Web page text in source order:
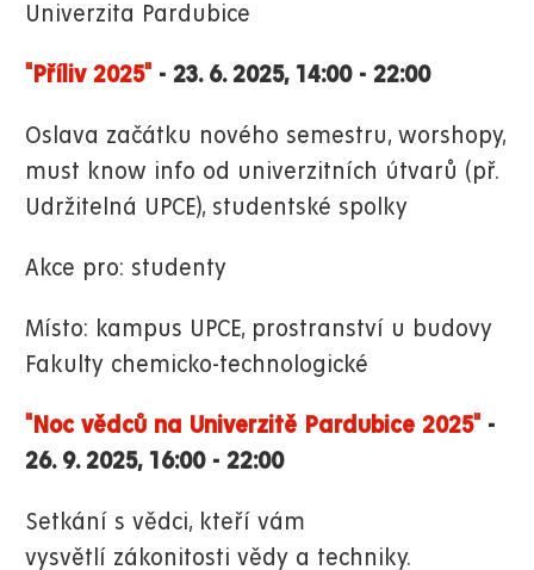
Univerzita Pardubice
"Příliv 2025" - 23. 6. 2025, 14:00 - 22:00
Oslava začátku nového semestru, worshopy,
must know info od univerzitních útvarů (př.
Udržitelná UPCE), studentské spolky
Akce pro: studenty
Místo: kampus UPCE, prostranství u budovy
Fakulty chemicko-technologické
"Noc vědců na Univerzitě Pardubice 2025" -
26. 9. 2025, 16:00 - 22:00
Setkání s vědci, kteří vám
vysvětlí zákonitosti vědy a techniky.